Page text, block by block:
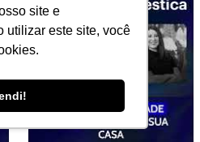
site e
utilizar este site, você